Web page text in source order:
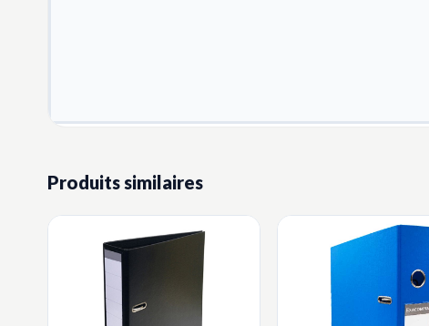
Produits similaires